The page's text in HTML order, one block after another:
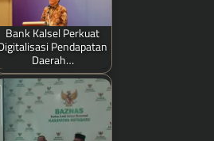
Bank Kalsel Perkuat
Pendapatan
Daerah…